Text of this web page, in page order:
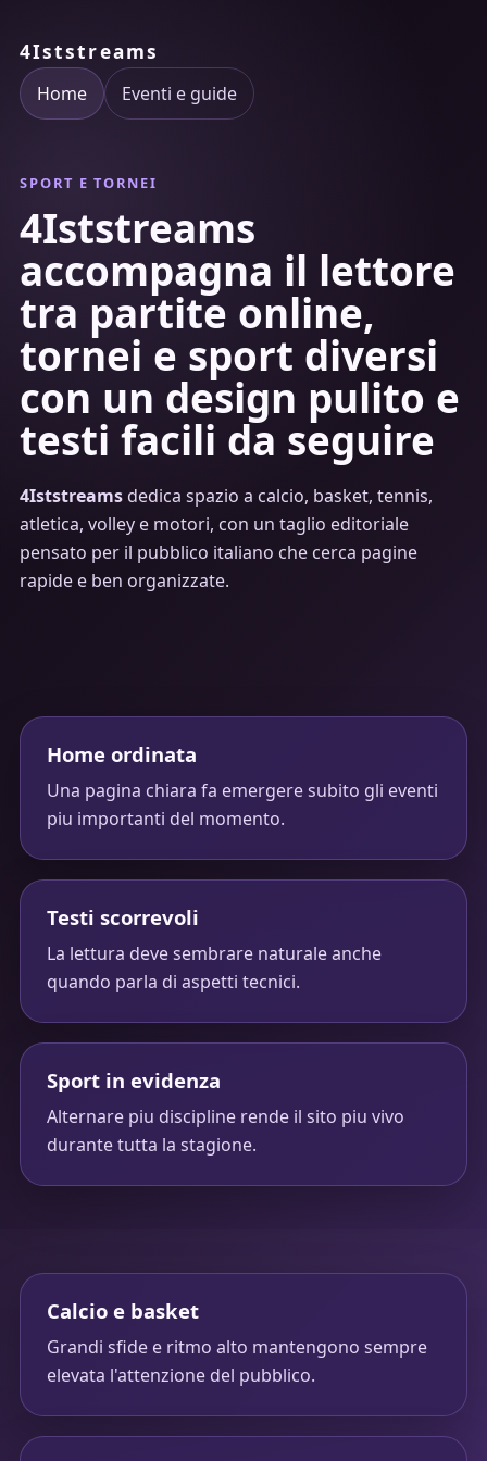
4Iststreams
Home Eventi e guide
SPORT E TORNEI
4Iststreams
accompagna il lettore
tra partite online,
tornei e sport diversi
con un design pulito e
testi facili da seguire
4Iststreamsdedica spazio a calcio, basket, tennis,
atletica, volley e motori, con un taglio editoriale
pensato per il pubblico italiano che cerca pagine
rapide e ben organizzate.
Home ordinata
Una pagina chiara fa emergere subito gli eventi
piu importanti del momento.
Testi scorrevoli
La lettura deve sembrare naturale anche
quando parla di aspetti tecnici.
Sport in evidenza
Alternare piu discipline rende il sito piu vivo
durante tutta la stagione.
Calcio e basket
Grandi sfide e ritmo alto mantengono sempre
elevata l'attenzione del pubblico.